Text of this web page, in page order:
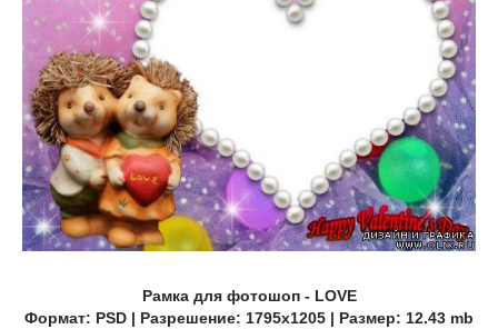
Рамка для фотошоп - LOVE
Формат: PSD | Разрешение: 1795x1205 | Размер: 12.43 mb